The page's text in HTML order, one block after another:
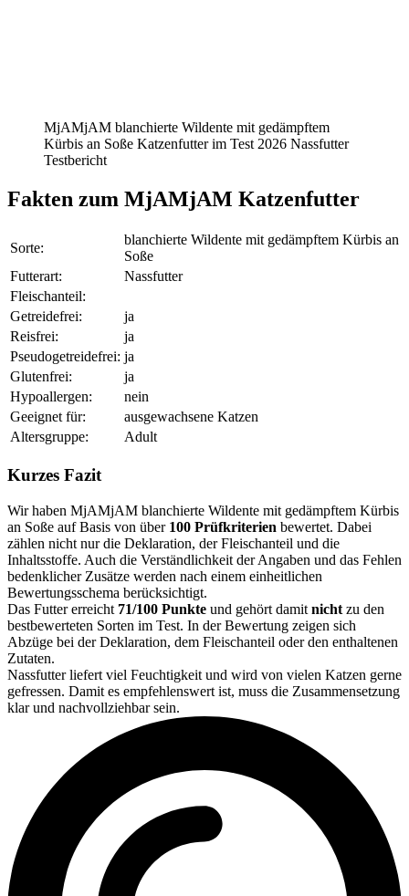
MjAMjAM blanchierte Wildente mit gedämpftem
Kürbis an Soße Katzenfutter im Test 2026 Nassfutter
Testbericht
Fakten zum MjAMjAM Katzenfutter
Sorte:
blanchierte Wildente mit gedämpftem Kürbis an
Soße
Futterart:
Nassfutter
Fleischanteil:
Getreidefrei:
ja
Reisfrei:
ja
Pseudogetreidefrei: ja
Glutenfrei:
ja
Hypoallergen:
nein
Geeignet für:
ausgewachsene Katzen
Altersgruppe:
Adult
Kurzes Fazit
Wir haben MjAMjAM blanchierte Wildente mit gedämpftem Kürbis
an Soße auf Basis von über 100 Prüfkriterien bewertet. Dabei
zählen nicht nur die Deklaration, der Fleischanteil und die
Inhaltsstoffe. Auch die Verständlichkeit der Angaben und das Fehlen
bedenklicher Zusätze werden nach einem einheitlichen
Bewertungsschema berücksichtigt.
Das Futter erreicht 71/100 Punkte und gehört damit nicht zu den
bestbewerteten Sorten im Test. In der Bewertung zeigen sich
Abzüge bei der Deklaration, dem Fleischanteil oder den enthaltenen
Zutaten.
Nassfutter liefert viel Feuchtigkeit und wird von vielen Katzen gerne
gefressen. Damit es empfehlenswert ist, muss die Zusammensetzung
klar und nachvollziehbar sein.